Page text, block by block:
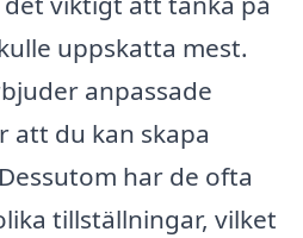
uppskatta mest.
anpassade
att du kan skapa
har de ofta
tillställningar, vilket